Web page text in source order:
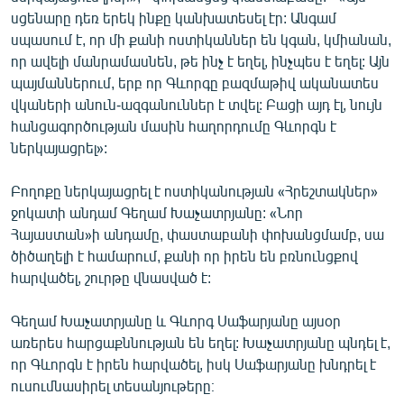
սցենարը դեռ երեկ ինքը կանխատեսել էր: Անգամ
սպասում է, որ մի քանի ոստիկաններ են կգան, կմիանան,
որ ավելի մանրամասնեն, թե ինչ է եղել, ինչպես է եղել: Այն
պայմաններում, երբ որ Գևորգը բազմաթիվ ականատես
վկաների անուն-ազգանուններ է տվել: Բացի այդ էլ, նույն
հանցագործության մասին հաղորդումը Գևորգն է
ներկայացրել»:
Բողոքը ներկայացրել է ոստիկանության «Հրեշտակներ»
ջոկատի անդամ Գեղամ Խաչատրյանը: «Նոր
Հայաստան»ի անդամը, փաստաբանի փոխանցմամբ, սա
ծիծաղելի է համարում, քանի որ իրեն են բռնունցքով
հարվածել, շուրթը վնասված է:
Գեղամ Խաչատրյանը և Գևորգ Սաֆարյանը այսօր
առերես հարցաքննության են եղել: Խաչատրյանը պնդել է,
որ Գևորգն է իրեն հարվածել, իսկ Սաֆարյանը խնդրել է
ուսումնասիրել տեսանյութերը։